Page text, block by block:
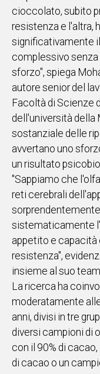
UNISCITI
AL CANALE
WHATSAPP
Social
cioccolato, subito
resistenza e l'altra,
significativamente
complessivo
sforzo", spiega
autore senior del
Facoltà di Scienze
dell'università della
sostanziale delle
avvertano uno
un risultato
"Sappiamo che
reti cerebrali
sistematicamente
appetito e
resistenza",
insieme al suo
La ricerca ha
moderatamente
anni, divisi in tre
diversi campioni di
con il 90% di
di cacao o un